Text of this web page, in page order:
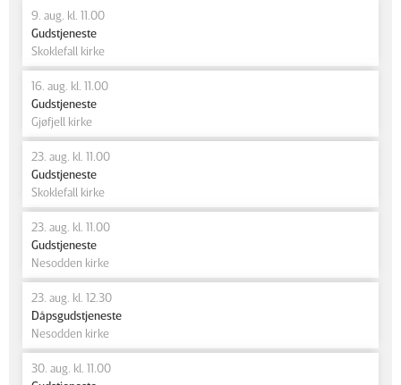
9. aug. kl. 11.00
Gudstjeneste
Skoklefall kirke
16. aug. kl. 11.00
Gudstjeneste
Gjøfjell kirke
23. aug. kl. 11.00
Gudstjeneste
Skoklefall kirke
23. aug. kl. 11.00
Gudstjeneste
Nesodden kirke
23. aug. kl. 12.30
Dåpsgudstjeneste
Nesodden kirke
30. aug. kl. 11.00